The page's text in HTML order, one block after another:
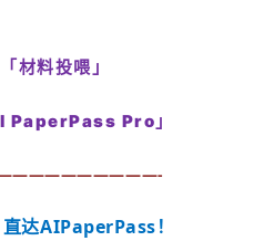
「材料投喂」
PaperPass Pro」
直达AIPaperPass！